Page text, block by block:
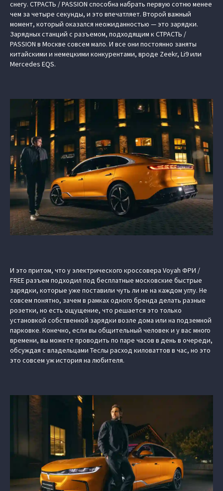
снегу. СТРАСТЬ / PASSION способна набрать первую сотню менее
чем за четыре секунды, и это впечатляет. Второй важный
момент, который оказался неожиданностью — это зарядки.
Зарядных станций с разъемом, подходящим к СТРАСТЬ /
PASSION в Москве совсем мало. И все они постоянно заняты
китайскими и немецкими конкурентами, вроде Zeekr, Li9 или
Mercedes EQS.
И это притом, что у электрического кроссовера Voyah ФРИ /
FREE разъем подходил под бесплатные московские быстрые
зарядки, которые уже поставили чуть ли не на каждом углу. Не
совсем понятно, зачем в рамках одного бренда делать разные
розетки, но есть ощущение, что решается это только
установкой собственной зарядки возле дома или на подземной
парковке. Конечно, если вы общительный человек и у вас много
времени, вы можете проводить по паре часов в день в очереди,
обсуждая с владельцами Теслы расход киловаттов в час, но это
это совсем уж история на любителя.